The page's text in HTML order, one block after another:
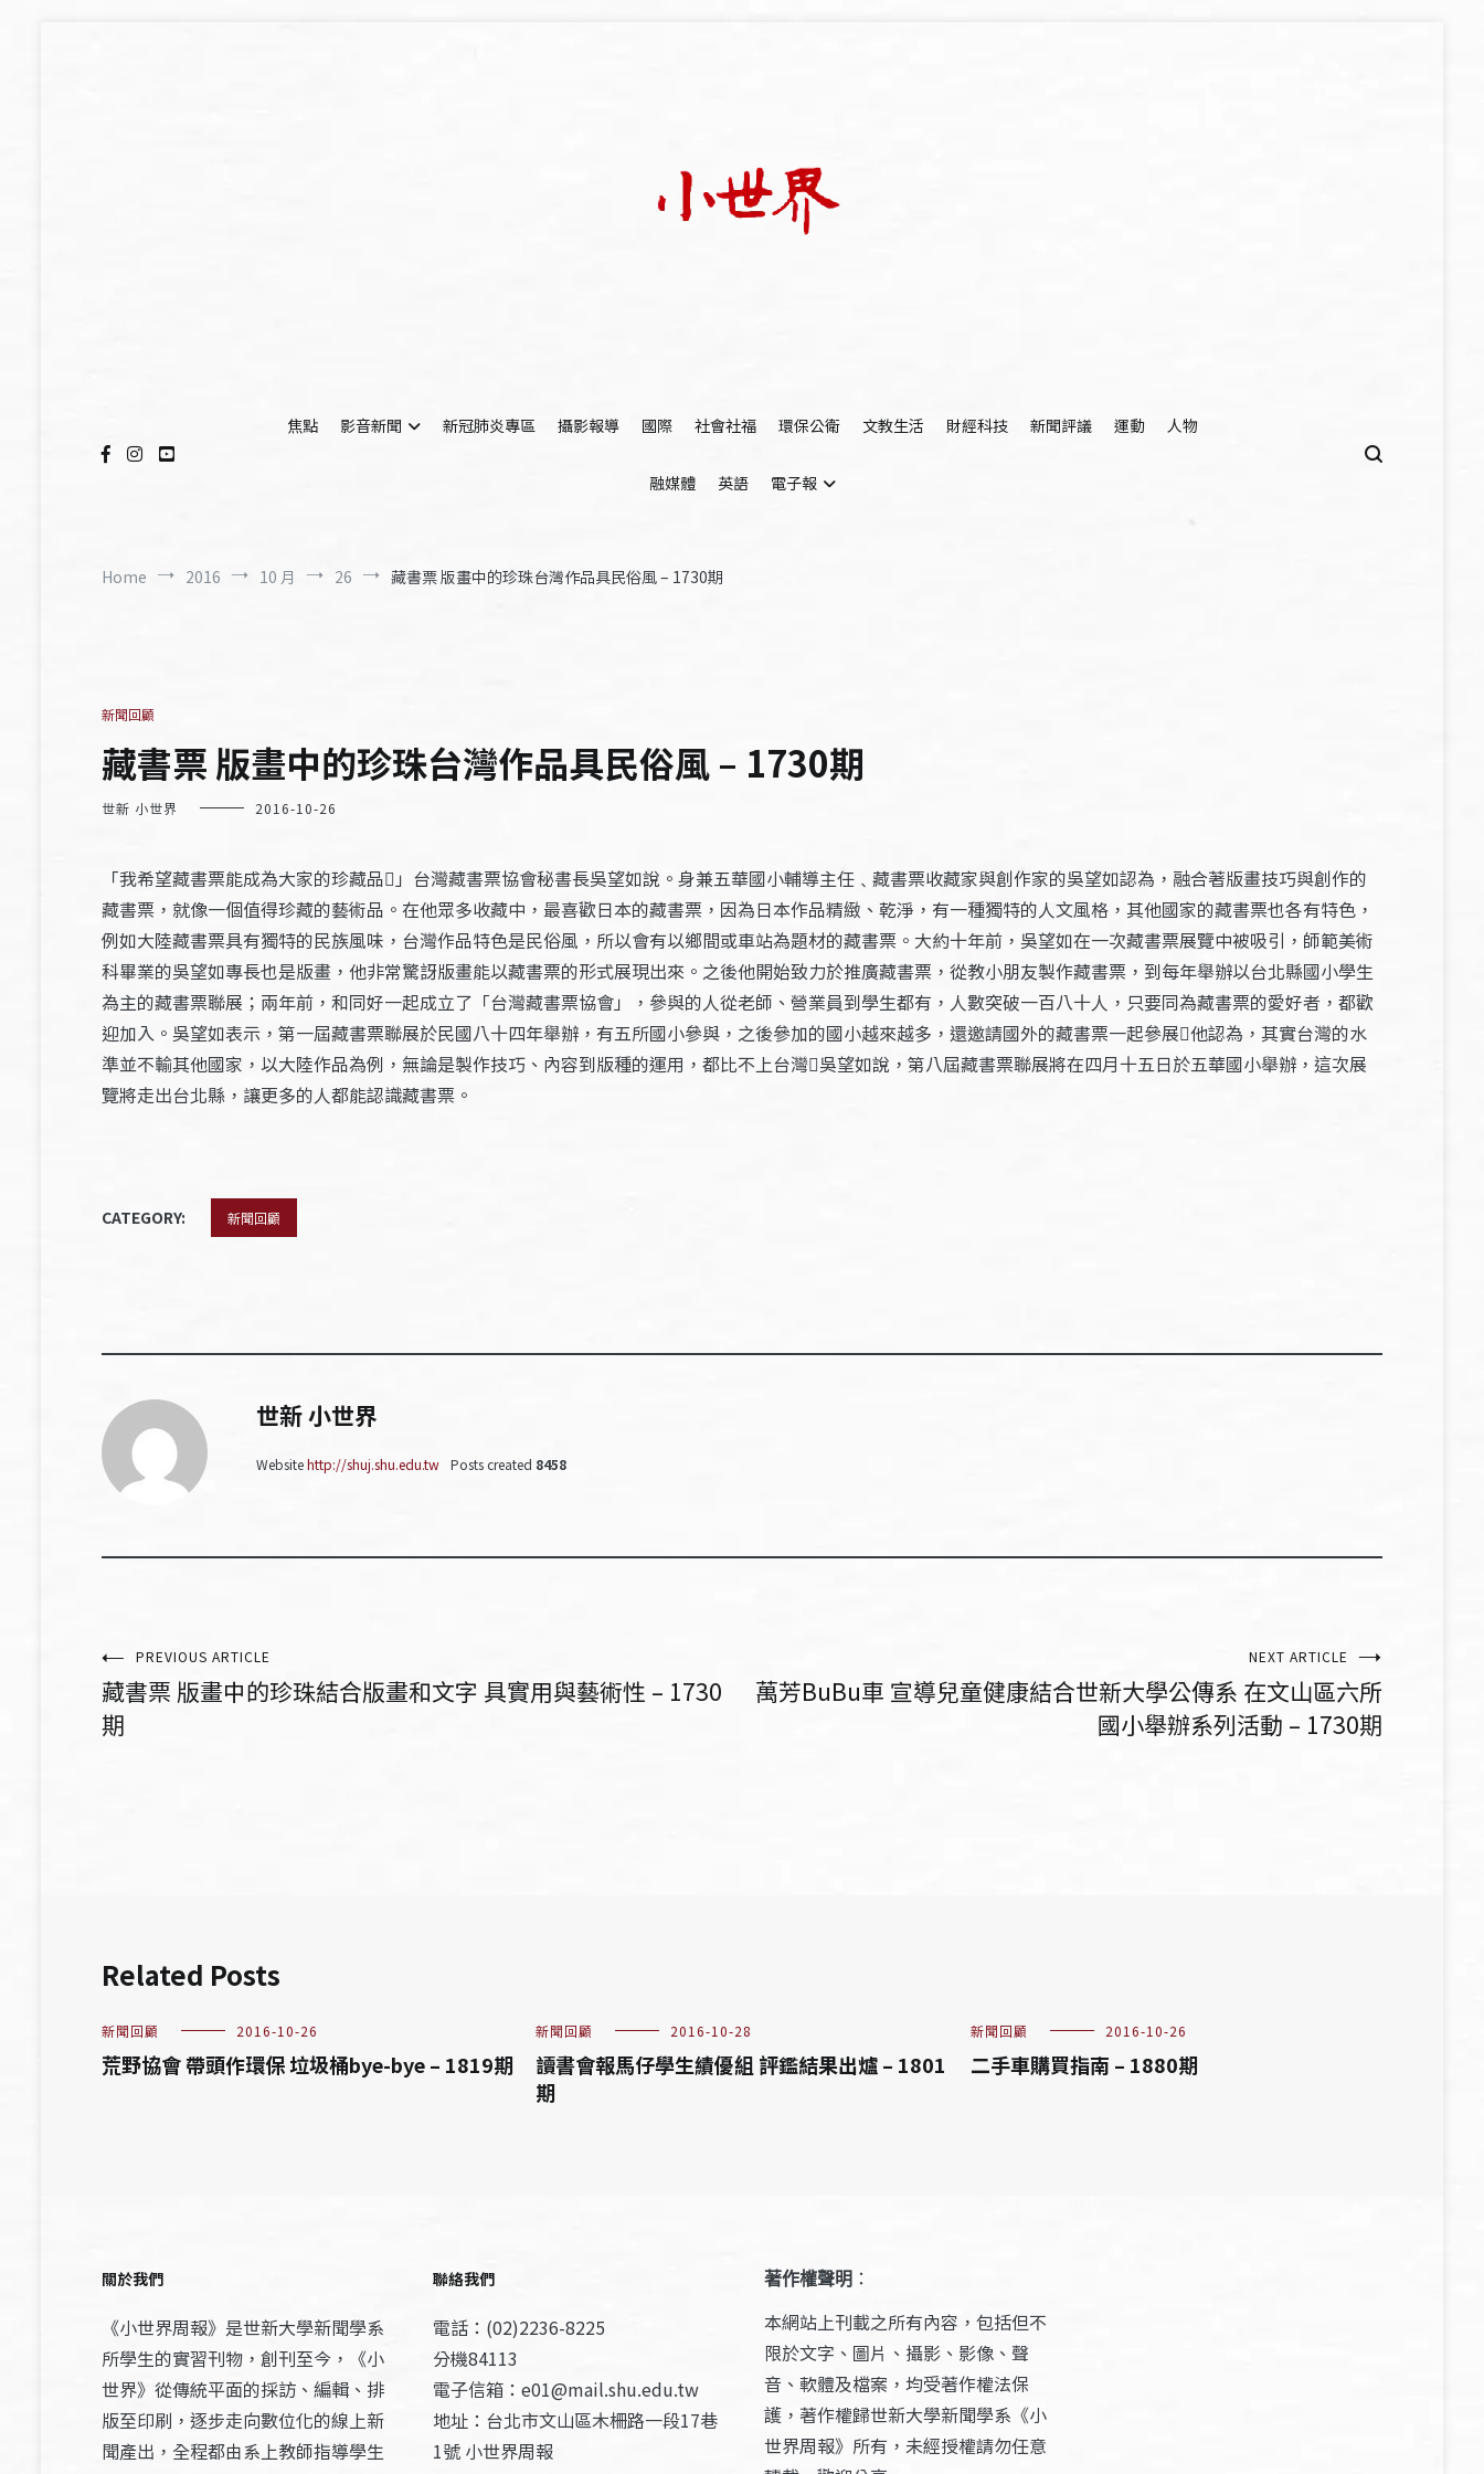
焦點
影音新聞 新冠肺炎專區 攝影報導 國際 社會社福 環保公衛 文教生活 財經科技 新聞評議 運動 人物
融媒體 英語 電子報
Home 2016 10 月 26 藏書票 版畫中的珍珠台灣作品具民俗風 – 1730期
新聞回顧
藏書票 版畫中的珍珠台灣作品具民俗風 – 1730期
世新 小世界 2016-10-26
「我希望藏書票能成為大家的珍藏品」台灣藏書票協會秘書長吳望如說。身兼五華國小輔導主任﹑藏書票收藏家與創作家的吳望如認為，融合著版畫技巧與創作的
藏書票，就像一個值得珍藏的藝術品。在他眾多收藏中，最喜歡日本的藏書票，因為日本作品精緻、乾淨，有一種獨特的人文風格，其他國家的藏書票也各有特色，
例如大陸藏書票具有獨特的民族風味，台灣作品特色是民俗風，所以會有以鄉間或車站為題材的藏書票。大約十年前，吳望如在一次藏書票展覽中被吸引，師範美術
科畢業的吳望如專長也是版畫，他非常驚訝版畫能以藏書票的形式展現出來。之後他開始致力於推廣藏書票，從教小朋友製作藏書票，到每年舉辦以台北縣國小學生
為主的藏書票聯展；兩年前，和同好一起成立了「台灣藏書票協會」，參與的人從老師、營業員到學生都有，人數突破一百八十人，只要同為藏書票的愛好者，都歡
迎加入。吳望如表示，第一屆藏書票聯展於民國八十四年舉辦，有五所國小參與，之後參加的國小越來越多，還邀請國外的藏書票一起參展他認為，其實台灣的水
準並不輸其他國家，以大陸作品為例，無論是製作技巧、內容到版種的運用，都比不上台灣吳望如說，第八屆藏書票聯展將在四月十五日於五華國小舉辦，這次展
覽將走出台北縣，讓更多的人都能認識藏書票。
CATEGORY: 新聞回顧
世新 小世界
Websitehttp://shuj.shu.edu.tw Posts created 8458
文
章
PREVIOUS ARTICLE
藏書票 版畫中的珍珠結合版畫和文字 具實用與藝術性 – 1730
期
NEXT ARTICLE
萬芳BuBu車 宣導兒童健康結合世新大學公傳系 在文山區六所
國小舉辦系列活動 – 1730期
Related Posts
新聞回顧 2016-10-26
荒野協會 帶頭作環保 垃圾桶bye-bye – 1819期
新聞回顧 2016-10-28
讀書會報馬仔學生績優組 評鑑結果出爐 – 1801
期
新聞回顧 2016-10-26
二手車購買指南 – 1880期
關於我們
《小世界周報》是世新大學新聞學系
所學生的實習刊物，創刊至今，《小
世界》從傳統平面的採訪、編輯、排
版至印刷，逐步走向數位化的線上新
聞產出，全程都由系上教師指導學生
聯絡我們
電話：(02)2236-8225
分機84113
電子信箱：e01@mail.shu.edu.tw
地址：台北市文山區木柵路一段17巷
1號 小世界周報
著作權聲明 ：
本網站上刊載之所有內容，包括但不
限於文字、圖片、攝影、影像、聲
音、軟體及檔案，均受著作權法保
護，著作權歸世新大學新聞學系《小
世界周報》所有，未經授權請勿任意